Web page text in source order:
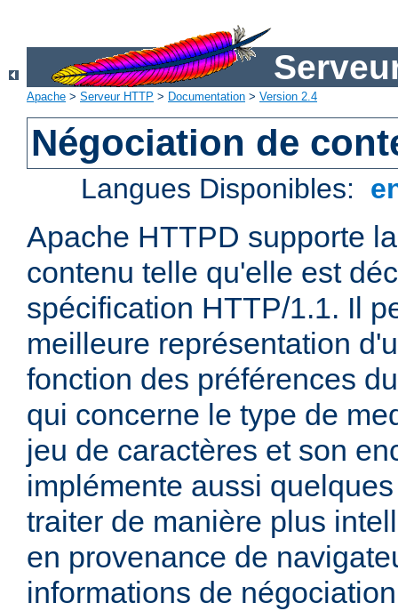
Apache > Serveur HTTP > Documentation > Version 2.4
Négociation de
Langues Disponibles:
Apache HTTPD supporte
contenu telle qu'elle est
spécification HTTP/1.1. Il
meilleure représentation
fonction des préférences
qui concerne le type de
jeu de caractères et son
implémente aussi
traiter de manière plus
en provenance de
informations de